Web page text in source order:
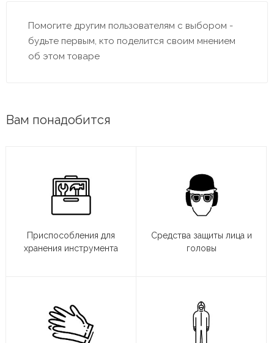
Помогите другим пользователям с выбором -
будьте первым, кто поделится своим мнением
об этом товаре
Вам понадобится
Приспособления для
хранения инструмента
Средства защиты лица и
головы